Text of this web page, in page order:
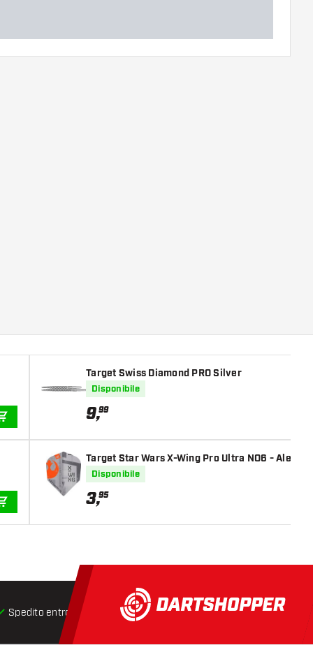
AGGIUNGI AL CARRELLO
AGGIUNGI AL CARRELLO
Target Swiss Diamond PRO Silver
Disponibile
9,99
Target Star Wars X-Wing Pro Ultra NO6 - Alette
Disponibile
3,95
Spedito entro 24 ore Spedizione gratuitada € 75